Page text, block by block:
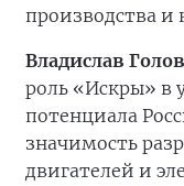
производства и
Владислав
роль «Искры» в
потенциала
значимость
двигателей и